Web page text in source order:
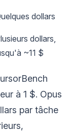
dollars
dollars,
~11 $
à 1 $. Opus
par tâche